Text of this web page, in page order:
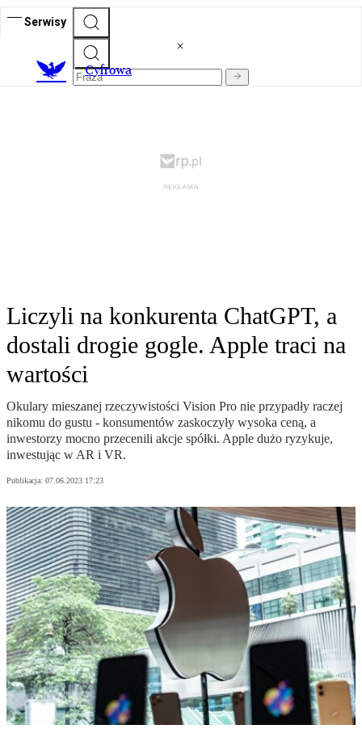
Serwisy
Cyfrowa
Liczyli na konkurenta ChatGPT, a
dostali drogie gogle. Apple traci na
wartości
Okulary mieszanej rzeczywistości Vision Pro nie przypadły raczej
nikomu do gustu - konsumentów zaskoczyły wysoka ceną, a
inwestorzy mocno przecenili akcje spółki. Apple dużo ryzykuje,
inwestując w AR i VR.
Publikacja: 07.06.2023 17:23